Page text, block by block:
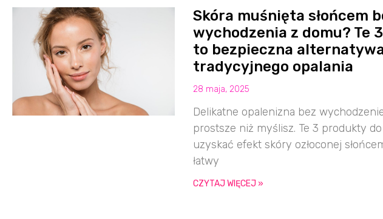
Skóra muśnięta słońcem
wychodzenia z domu? Te
to bezpieczna
tradycyjnego opalania
28 maja, 2025
Delikatne opalenizna bez
prostsze niż myślisz. Te 3 produkty do
uzyskać efekt skóry ozłoconej
łatwy
CZYTAJ WIĘCEJ »